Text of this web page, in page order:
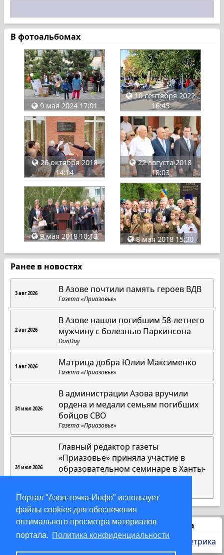
Портал "Азов-точка-Инфо" использует
файлы cookies для обеспечения
оптимального просмотра материалов
портала. Политика конфиденциальности
В фотоальбомах
9 мая 2024 17:01
10 сентября 2022
16:45
26 октября 2018
14:14
22 августа 2018
18:03
9 мая 2018 10:13 8 мая 2018 15:30
Ранее в новостях
3 авг 2026 В Азове почтили память героев ВДВ
Газета «Приазовье»
2 авг 2026
В Азове нашли погибшим 58-летнего
мужчину с болезнью Паркинсона
DonDay
1 авг 2026 Матрица добра Юлии Максименко
Газета «Приазовье»
31 июл 2026
В администрации Азова вручили
ордена и медали семьям погибших
бойцов СВО
Газета «Приазовье»
31 июл 2026
Главный редактор газеты
«Приазовье» приняла участие в
образовательном семинаре в Ханты-
Статистика